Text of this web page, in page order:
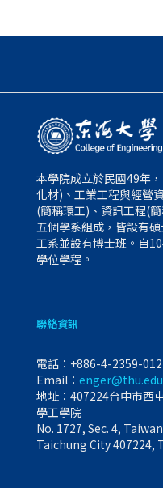
本學院成立於民國49年
化材)、工業工程與經營
(簡稱環工)、資訊工程(
五個學系組成，皆設有
工系並設有博士班。自
學位學程。
聯絡資訊
電話： +886-4-2359-
Email：
地址：407224台中市西
學工學院
No. 1727, Sec. 4,
Taichung City 407224,